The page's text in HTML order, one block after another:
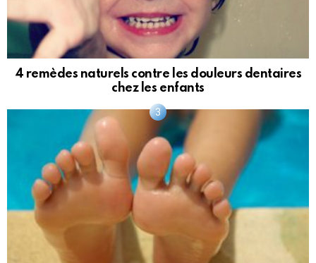
4 remèdes naturels contre les douleurs dentaires
chez les enfants